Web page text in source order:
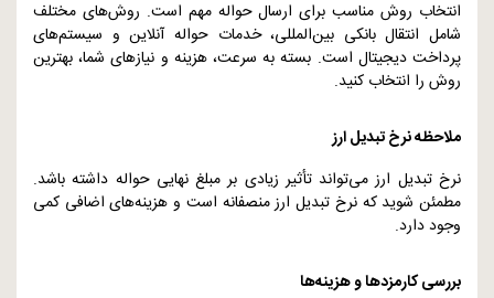
انتخاب روش مناسب برای ارسال حواله مهم است. روش‌های مختلف
شامل انتقال بانکی بین‌المللی، خدمات حواله آنلاین و سیستم‌های
پرداخت دیجیتال است. بسته به سرعت، هزینه و نیازهای شما، بهترین
روش را انتخاب کنید.
ملاحظه نرخ تبدیل ارز
نرخ تبدیل ارز می‌تواند تأثیر زیادی بر مبلغ نهایی حواله داشته باشد.
مطمئن شوید که نرخ تبدیل ارز منصفانه است و هزینه‌های اضافی کمی
وجود دارد.
بررسی کارمزدها و هزینه‌ها